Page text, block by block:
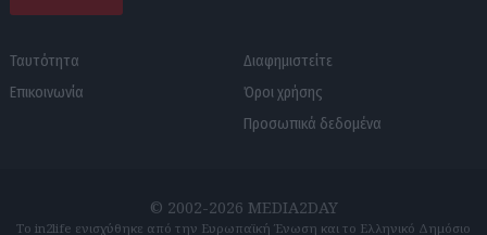
Ταυτότητα
Επικοινωνία
Διαφημιστείτε
Όροι χρήσης
Προσωπικά δεδομένα
© 2002-2026 MEDIA2DAY
Το in2life ενισχύθηκε από την Ευρωπαϊκή Ένωση και το Ελληνικό Δημόσιο